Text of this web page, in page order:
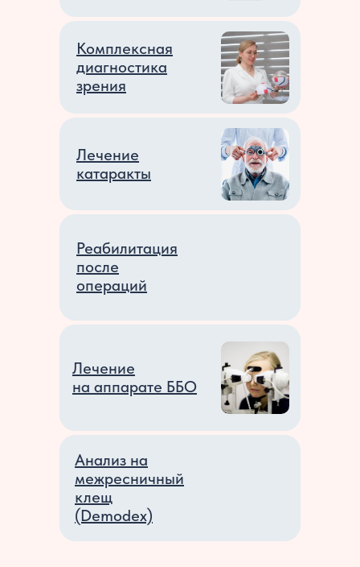
Комплексная
диагностика
зрения
Лечение
катаракты
Поддерживающая
терапия
(при дистрофиях)
Лечение
на аппарате ББО
Аппаратное
лечение
зрения
Анализ на
межресничный
клещ
(Demodex)
Реабилитация
после
операций